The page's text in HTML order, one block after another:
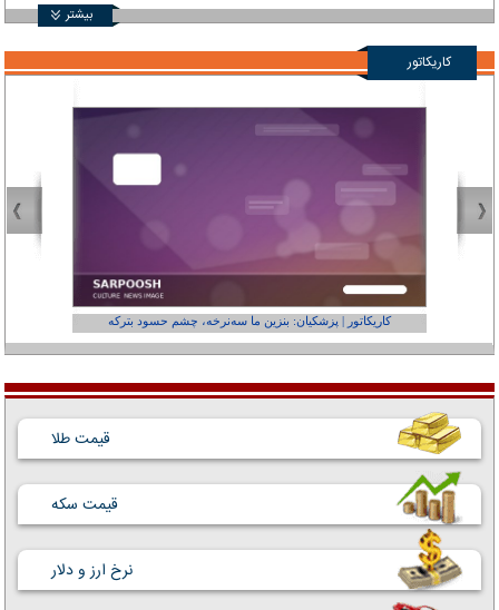
بیشتر
کاریکاتور
کاریکاتور | پزشکیان: بنزین ما سه‌نرخه، چشم حسود بترکه
قیمت طلا
قیمت سکه
نرخ ارز و دلار